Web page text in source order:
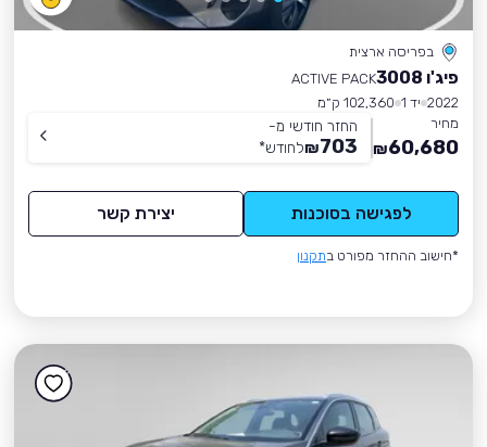
בפריסה ארצית
פיג'ו 3008
ACTIVE PACK
2022 יד 1
102,360 ק״מ
מחיר
60,680
₪
החזר חודשי מ-
703
₪לחודש*
לפגישה בסוכנות יצירת קשר
*חישוב ההחזר מפורט בתקנון